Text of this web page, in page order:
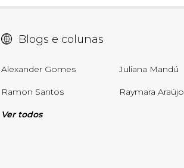
Blogs e colunas
Alexander Gomes Juliana Mandú
Ramon Santos Raymara Araújo
Ver todos